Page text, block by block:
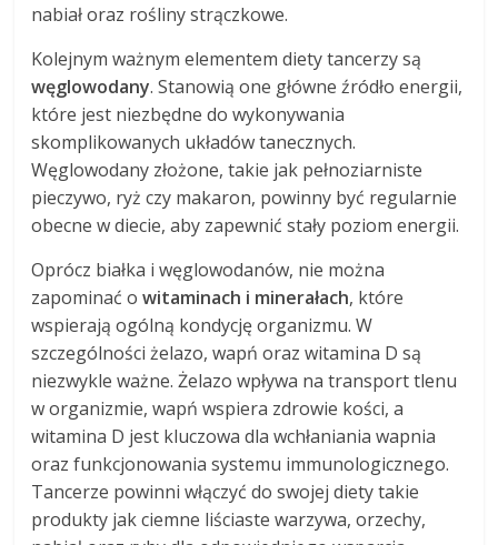
nabiał oraz rośliny strączkowe.
Kolejnym ważnym elementem diety tancerzy są
węglowodany. Stanowią one główne źródło energii,
które jest niezbędne do wykonywania
skomplikowanych układów tanecznych.
Węglowodany złożone, takie jak pełnoziarniste
pieczywo, ryż czy makaron, powinny być regularnie
obecne w diecie, aby zapewnić stały poziom energii.
Oprócz białka i węglowodanów, nie można
zapominać owitaminach i minerałach, które
wspierają ogólną kondycję organizmu. W
szczególności żelazo, wapń oraz witamina D są
niezwykle ważne. Żelazo wpływa na transport tlenu
w organizmie, wapń wspiera zdrowie kości, a
witamina D jest kluczowa dla wchłaniania wapnia
oraz funkcjonowania systemu immunologicznego.
Tancerze powinni włączyć do swojej diety takie
produkty jak ciemne liściaste warzywa, orzechy,